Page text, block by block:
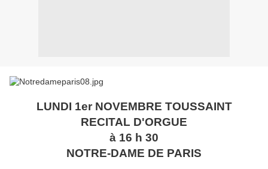
LUNDI 1er NOVEMBRE TOUSSAINT
RECITAL D'ORGUE
à 16 h 30
NOTRE-DAME DE PARIS